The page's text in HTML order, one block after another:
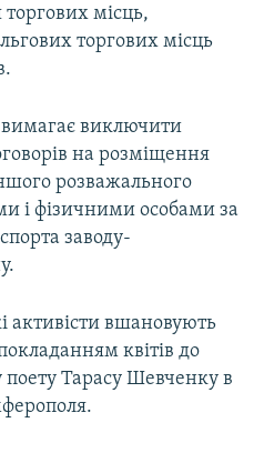
місць,
торгових місць
вимагає виключити
на розміщення
розважального
і фізичними особами за
заводу-
активісти вшановують
квітів до
Тарасу Шевченку в